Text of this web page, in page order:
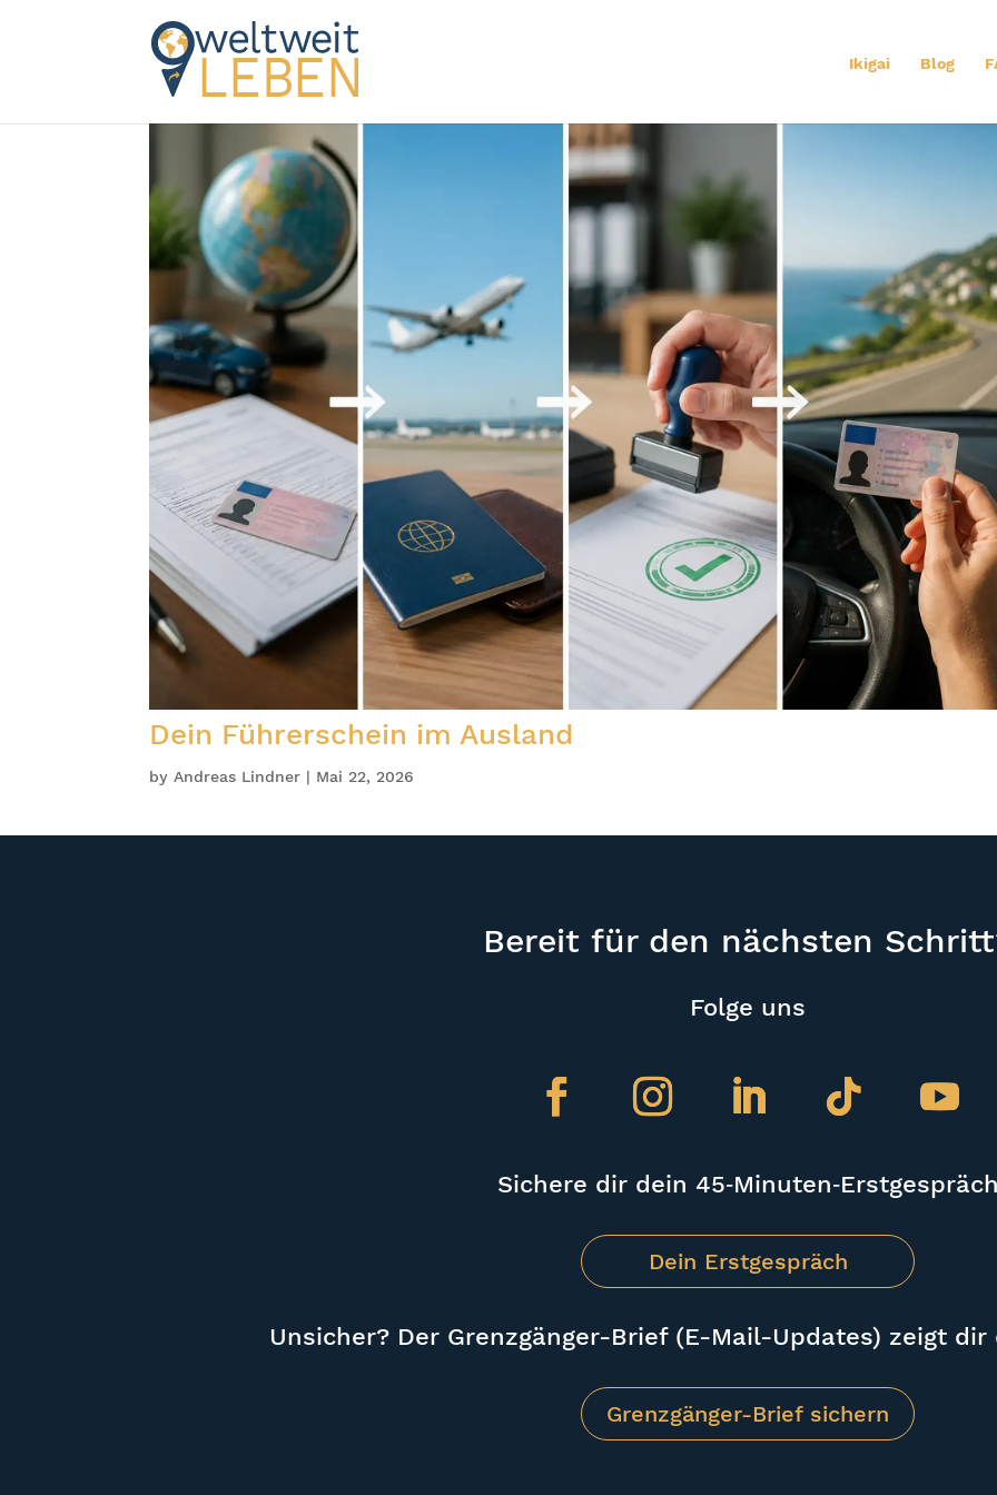
Ikigai Blog
Dein Führerschein im Ausland
by Andreas Lindner | Mai 22, 2026
Bereit für den nächsten
Folge uns
Sichere dir dein
Dein Erstgespräch
Unsicher? Der Grenzgänger-Brief (E-Mail-Updates) zeigt
Grenzgänger-Brief sichern